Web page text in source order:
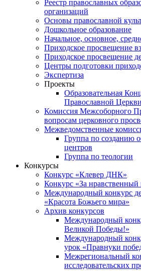
Реестр православных
организаций
Основы православной
Дошкольное образование
Начальное, основное,
Приходское просвещение
Приходское просвещение
Центры подготовки
Экспертиза
Проекты
Образовательная
Православной Церкви
Комиссия Межсоборного
вопросам церковного
Межведомственные
Группа по созданию
центров
Группа по теологии
Конкурсы
Конкурс «Клевер ДНК»
Конкурс «За нравственный
Международный конкурс
«Красота Божьего мира»
Архив конкурсов
Международный
Великой Победы!»
Международный
урок «Правнуки
Межрегиональный
исследовательских